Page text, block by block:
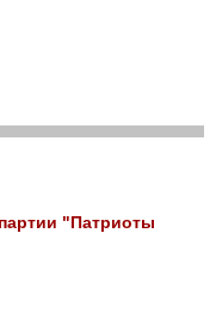
"Патриоты